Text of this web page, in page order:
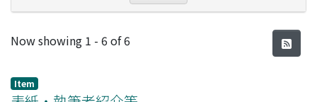
Recent Submissions
Now showing 1 - 6 of 6
Item